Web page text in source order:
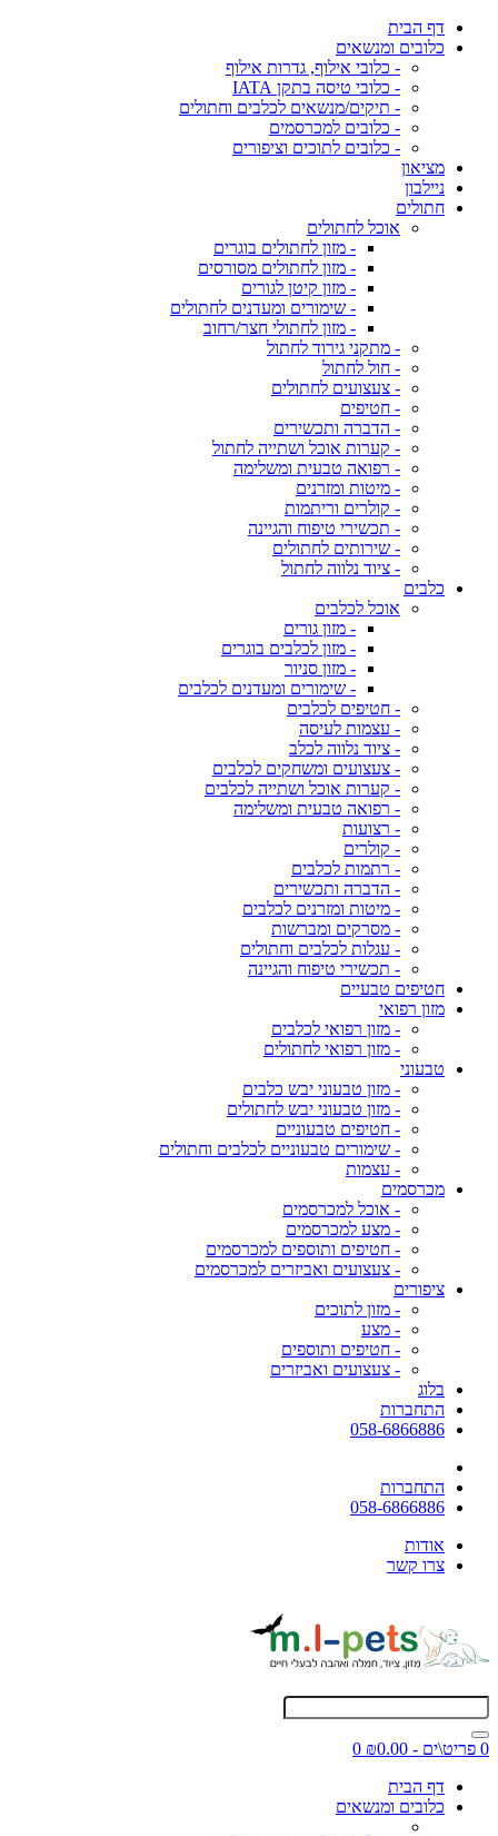
דף הבית
כלובים ומנשאים
- כלובי אילוף, גדרות אילוף
- כלובי טיסה בתקן IATA
- תיקים/מנשאים לכלבים וחתולים
- כלובים למכרסמים
- כלובים לתוכים וציפורים
מציאון
ניילבון
חתולים
אוכל לחתולים
- מזון לחתולים בוגרים
- מזון לחתולים מסורסים
- מזון קיטן לגורים
- שימורים ומעדנים לחתולים
- מזון לחתולי חצר/רחוב
- מתקני גירוד לחתול
- חול לחתול
- צעצועים לחתולים
- חטיפים
- הדברה ותכשירים
- קערות אוכל ושתייה לחתול
- רפואה טבעית ומשלימה
- מיטות ומזרנים
- קולרים וריתמות
- תכשירי טיפוח והגיינה
- שירותים לחתולים
- ציוד נלווה לחתול
כלבים
אוכל לכלבים
- מזון גורים
- מזון לכלבים בוגרים
- מזון סניור
- שימורים ומעדנים לכלבים
- חטיפים לכלבים
- עצמות לעיסה
- ציוד נלווה לכלב
- צעצועים ומשחקים לכלבים
- קערות אוכל ושתייה לכלבים
- רפואה טבעית ומשלימה
- רצועות
- קולרים
- רתמות לכלבים
- הדברה ותכשירים
- מיטות ומזרנים לכלבים
- מסרקים ומברשות
- עגלות לכלבים וחתולים
- תכשירי טיפוח והגיינה
חטיפים טבעיים
מזון רפואי
- מזון רפואי לכלבים
- מזון רפואי לחתולים
טבעוני
- מזון טבעוני יבש כלבים
- מזון טבעוני יבש לחתולים
- חטיפים טבעוניים
- שימורים טבעוניים לכלבים וחתולים
- עצמות
מכרסמים
- אוכל למכרסמים
- מצע למכרסמים
- חטיפים ותוספים למכרסמים
- צעצועים ואביזרים למכרסמים
ציפורים
- מזון לתוכים
- מצע
- חטיפים ותוספים
- צעצועים ואביזרים
בלוג
התחברות
058-6866886
התחברות
058-6866886
אודות
צרו קשר
0 פריט\ים - ₪0.00
0
דף הבית
כלובים ומנשאים